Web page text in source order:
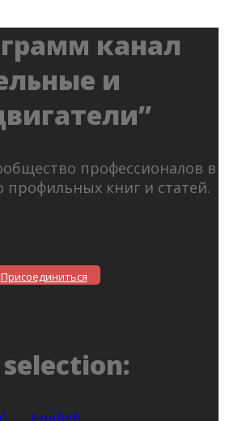
канал
и
профессионалов в
профильных книг и статей.
Присоединиться